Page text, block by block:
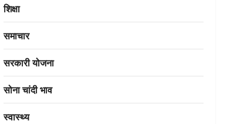
शिक्षा
समाचार
सरकारी योजना
सोना चांदी भाव
स्वास्थ्य